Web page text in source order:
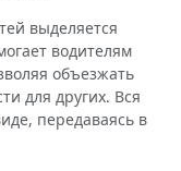
выделяется
водителям
объезжать
для других. Вся
передаваясь в